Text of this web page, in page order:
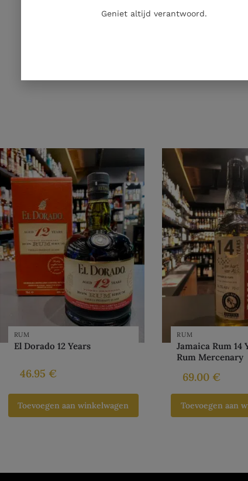
RUM
El Dorado 12 Years
46.95 €
Toevoegen aan winkelwagen
RUM
Jamaica Rum 14
Rum Mercenary
69.00 €
Toevoegen aan
Geniet altijd verantwoord.